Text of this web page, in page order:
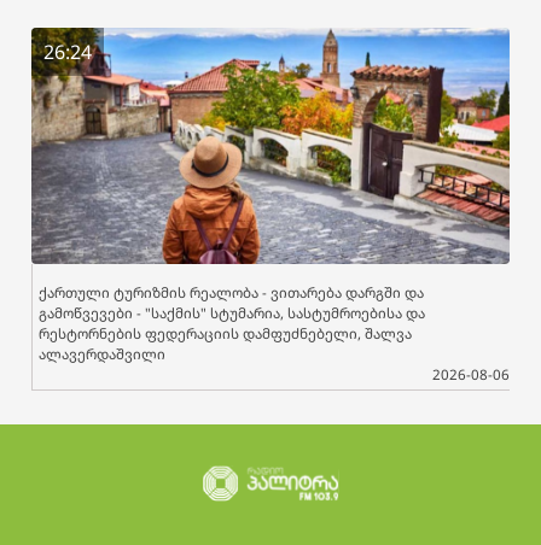
26:24
ქართული ტურიზმის რეალობა - ვითარება დარგში და
გამოწვევები - "საქმის" სტუმარია, სასტუმროებისა და
რესტორნების ფედერაციის დამფუძნებელი, შალვა
ალავერდაშვილი
2026-08-06